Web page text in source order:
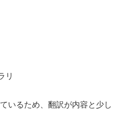
リ
いるため、翻訳が内容と少し